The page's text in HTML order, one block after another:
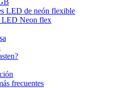
LED de neón flexible
LED Neon flex
frecuentes